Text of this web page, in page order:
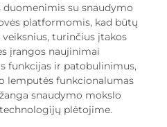
su snaudymo
platformomis, kad būtų
turinčius įtakos
įrangos naujinimai
funkcijas ir patobulinimus,
lemputės funkcionalumas
snaudymo mokslo
plėtojime.